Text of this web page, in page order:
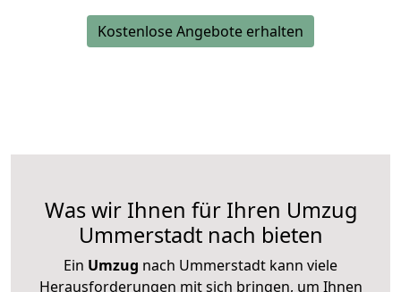
Kostenlose Angebote erhalten
Was wir Ihnen für Ihren Umzug
Ummerstadt nach bieten
Ein Umzug nach Ummerstadt kann viele
Herausforderungen mit sich bringen, um Ihnen